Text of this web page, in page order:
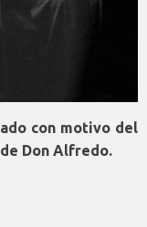
con motivo del
Don Alfredo.